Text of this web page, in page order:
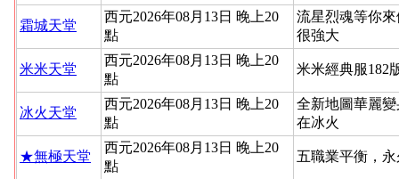
霜城天堂
西元2026年08月13日 晚上20
點
流星烈魂等你
很強大
米米天堂
西元2026年08月13日 晚上20
點
米米經典服182
冰火天堂
西元2026年08月13日 晚上20
點
全新地圖華麗
在冰火
★無極天堂
西元2026年08月13日 晚上20
點
五職業平衡，